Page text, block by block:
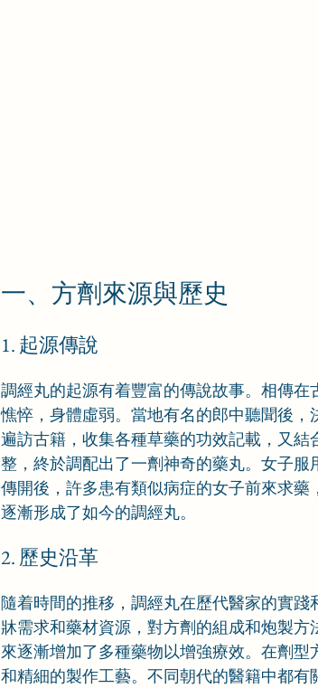
一、方劑來源與歷史
1. 起源傳說
調經丸的起源有着豐富的傳說故事。相傳
憔悴，身體虛弱。當地有名的郎中聽聞後
遍訪古籍，收集各種草藥的功效記載，又
整，終於調配出了一劑神奇的藥丸。女子
傳開後，許多患有類似病症的女子前來求
逐漸形成了如今的調經丸。
2. 歷史沿革
隨着時間的推移，調經丸在歷代醫家的實
牀需求和藥材資源，對方劑的組成和炮製
來逐漸增加了多種藥物以增強療效。在劑
和精細的製作工藝。不同朝代的醫籍中都